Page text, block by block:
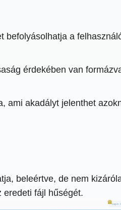
a
érdekében van
ami akadályt jelenthet
beleértve, de nem
eredeti fájl hűségét.